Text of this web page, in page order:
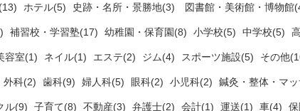
ホテル(5) 史跡・名所・景勝地(3) 図書館・美術館・博物館
補習校・学習塾(17) 幼稚園・保育園(8) 小学校(5) 中学校(5)
容室(1) ネイル(1) エステ(2) ジム(4) スポーツ施設(5) その他
外科(2) 歯科(9) 婦人科(5) 眼科(2) 小児科(2) 鍼灸・整体・マ
ル(9) 子育て(8) 不動産(3) 弁護士(2) 会計(1) 運送(1) 車(4)